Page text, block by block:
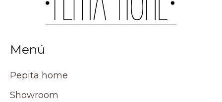
Menú
Pepita home
Showroom